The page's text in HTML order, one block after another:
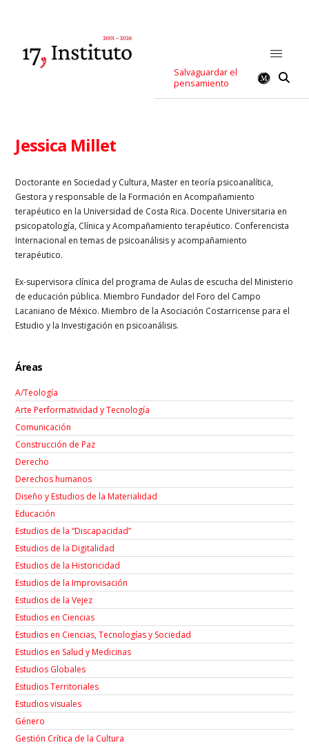
Salvaguardar el
pensamiento
Jessica Millet
Doctorante en Sociedad y Cultura, Master en teoría psicoanalítica,
Gestora y responsable de la Formación en Acompañamiento
terapéutico en la Universidad de Costa Rica. Docente Universitaria en
psicopatología, Clínica y Acompañamiento terapéutico. Conferencista
Internacional en temas de psicoanálisis y acompañamiento
terapéutico.
Ex-supervisora clínica del programa de Aulas de escucha del Ministerio
de educación pública. Miembro Fundador del Foro del Campo
Lacaniano de México. Miembro de la Asociación Costarricense para el
Estudio y la Investigación en psicoanálisis.
Áreas
A/Teología
Arte Performatividad y Tecnología
Comunicación
Construcción de Paz
Derecho
Derechos humanos
Diseño y Estudios de la Materialidad
Educación
Estudios de la “Discapacidad”
Estudios de la Digitalidad
Estudios de la Historicidad
Estudios de la Improvisación
Estudios de la Vejez
Estudios en Ciencias
Estudios en Ciencias, Tecnologías y Sociedad
Estudios en Salud y Medicinas
Estudios Globales
Estudios Territoriales
Estudios visuales
Género
Gestión Crítica de la Cultura